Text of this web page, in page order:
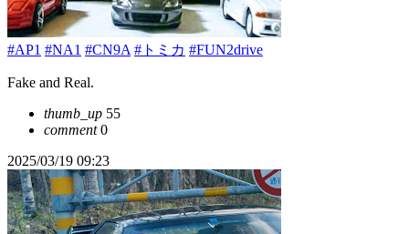
#AP1 #NA1 #CN9A #トミカ #FUN2drive
Fake and Real.
thumb_up 55
comment0
2025/03/19 09:23